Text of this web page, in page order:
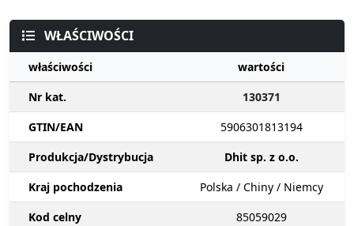
WŁAŚCIWOŚCI
właściwości
wartości
Nr kat.
130371
GTIN/EAN
5906301813194
Produkcja/Dystrybucja
Dhit sp. z o.o.
Kraj pochodzenia
Polska / Chiny / Niemcy
Kod celny
85059029